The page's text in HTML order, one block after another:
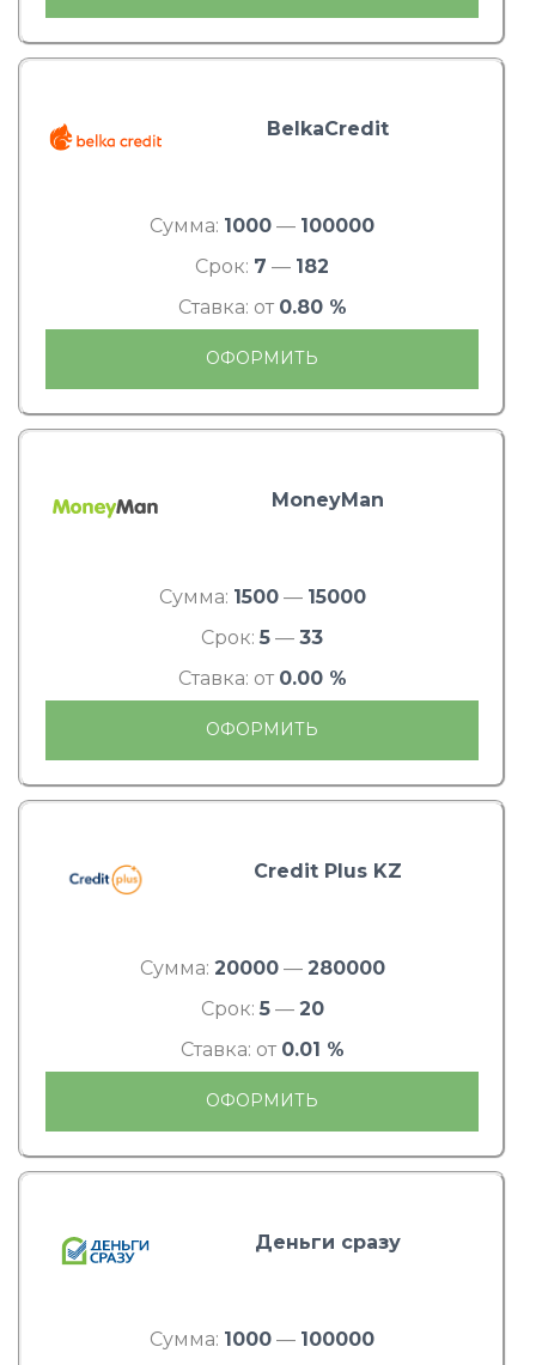
BelkaCredit
Сумма: 1000 — 100000
Срок: 7 — 182
Ставка: от 0.80 %
ОФОРМИТЬ
MoneyMan
Сумма: 1500— 15000
Срок: 5 — 33
Ставка: от 0.00 %
ОФОРМИТЬ
Credit Plus KZ
Сумма: 20000— 280000
Срок: 5— 20
Ставка: от 0.01 %
ОФОРМИТЬ
Деньги сразу
Сумма: 1000 — 100000